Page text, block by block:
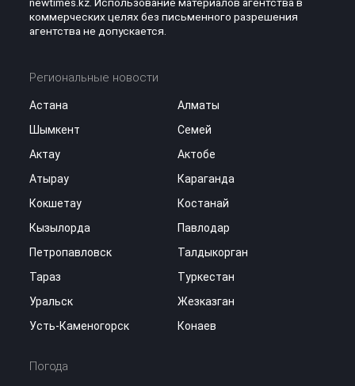
коммерческих целях без письменного разрешения
агентства не допускается.
Региональные новости
Астана
Алматы
Шымкент
Семей
Актау
Актобе
Атырау
Караганда
Кокшетау
Костанай
Кызылорда
Павлодар
Петропавловск
Талдыкорган
Тараз
Туркестан
Уральск
Жезказган
Усть-Каменогорск
Конаев
Погода